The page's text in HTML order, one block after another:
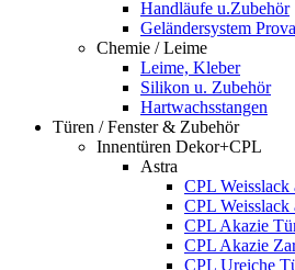
Handläufe u.Zubehör
Geländersystem Prova
Chemie / Leime
Leime, Kleber
Silikon u. Zubehör
Hartwachsstangen
Türen / Fenster & Zubehör
Innentüren Dekor+CPL
Astra
CPL
CPL Weisslack
CPL Akazie
CPL Akazie
CPL Ureiche